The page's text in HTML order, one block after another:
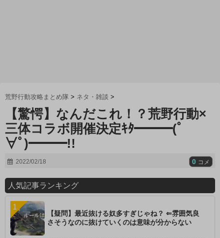
荒野行動攻略まとめ隊 > ネタ・雑談 >
【驚愕】なんだこれ！？荒野行動×
三体コラボ開催決定ｷﾀ━━━(ﾟ
∀ﾟ)━━━!!
2022/02/18 0 コメ
人気記事ランキング
【疑問】最近抜ける奴多すぎじゃね？ ⇐雰囲気良
さそうなのに抜けていくのは意味が分からない